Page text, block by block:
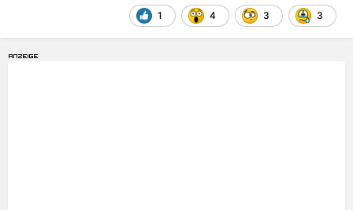
1 4 3 3